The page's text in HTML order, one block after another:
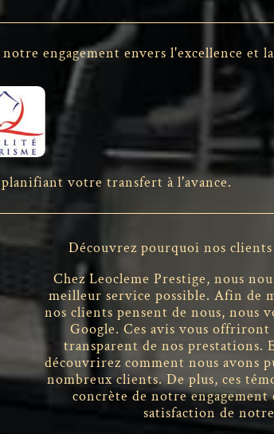
engagement envers l'excellence et
votre transfert à l'avance.
Découvrez pourquoi nos
Chez Leocleme Prestige, nous
meilleur service possible. Afin de
nos clients pensent de nous, nous
Google. Ces avis vous
transparent de nos prestations.
découvrirez comment nous avons
nombreux clients. De plus, ces
concrète de notre
satisfaction de